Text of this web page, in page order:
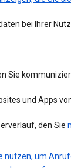
bei Ihrer
Sie
und Apps
den Sie
nutzen, um